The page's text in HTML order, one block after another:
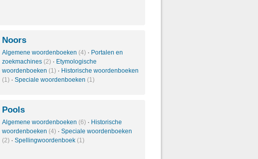
Noors
Algemene woordenboeken (4) · Portalen en
zoekmachines (2) · Etymologische
woordenboeken (1) · Historische woordenboeken
(1) · Speciale woordenboeken (1)
Pools
Algemene woordenboeken (6) · Historische
woordenboeken (4) · Speciale woordenboeken
(2) · Spellingwoordenboek (1)